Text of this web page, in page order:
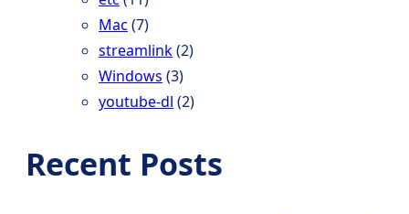
Mac (7)
streamlink(2)
Windows (3)
youtube-dl (2)
Recent Posts